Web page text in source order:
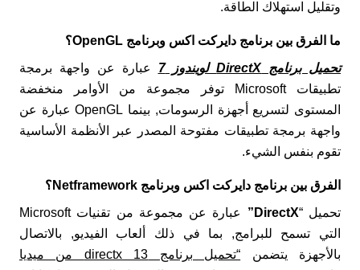
وتقليل استهلاك الطاقة.
ما الفرق بين برنامج دايركت اكس وبرنامج OpenGL؟
تحميل برنامج DirectX لويندوز 7
عبارة عن واجهة برمجة
تطبيقات Microsoft توفر مجموعة من الأوامر منخفضة
المستوى لتسريع أجهزة الرسومات, بينما OpenGL عبارة عن
واجهة برمجة تطبيقات مفتوحة المصدر عبر الأنظمة الأساسية
تقوم بنفس الشيء.
الفرق بين برنامج دايركت اكس وبرنامج Netframework؟
تحميل “DirectX”
عبارة عن مجموعة من تقنيات Microsoft
التي تسمح للبرامج, بما في ذلك ألعاب الفيديو, بالاتصال
بالأجهزة يتضمن
“تحميل برنامج directx 13 من ميديا